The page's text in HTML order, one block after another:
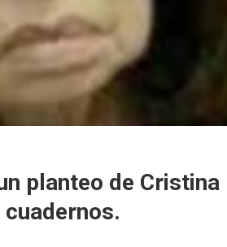
planteo de